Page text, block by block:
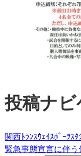
投稿ナ
関西ﾄﾗﾝｽｳｪｲｽﾎﾟｰﾂ
緊急事態宣言に伴